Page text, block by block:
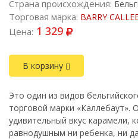
Страна происхождения:
Торговая марка: BARRY
Цена: 1 329
В корзину
Это один из видов
торговой марки «Каллебаут».
удивительный вкус карамели,
равнодушным ни ребенка, ни